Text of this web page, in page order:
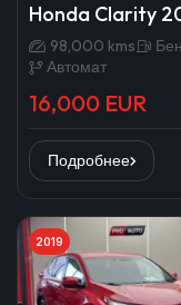
Honda Clarity
98,000 kms
Автомат
16,000 EUR
Подробнее
2019